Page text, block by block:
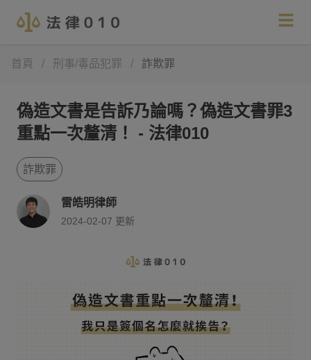
首頁 / 刑事/毒品犯罪 / 詐欺罪
偽造文書是告訴乃論嗎？偽造文書罪3
重點一次釐清！ - 法律010
詐欺罪
雷皓明律師
2024-02-07 更新